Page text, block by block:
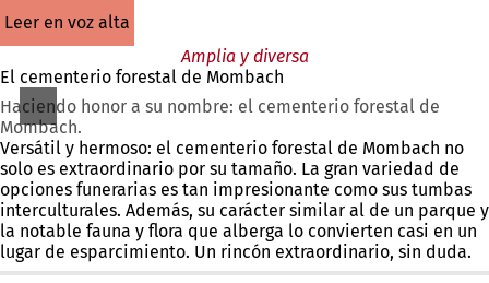
leer en voz alta
Amplia y diversa
El cementerio forestal de Mombach
Haciendo honor a su nombre: el cementerio forestal de
Mombach.
Versátil y hermoso: el cementerio forestal de Mombach no
solo es extraordinario por su tamaño. La gran variedad de
opciones funerarias es tan impresionante como sus tumbas
interculturales. Además, su carácter similar al de un parque y
la notable fauna y flora que alberga lo convierten casi en un
lugar de esparcimiento. Un rincón extraordinario, sin duda.